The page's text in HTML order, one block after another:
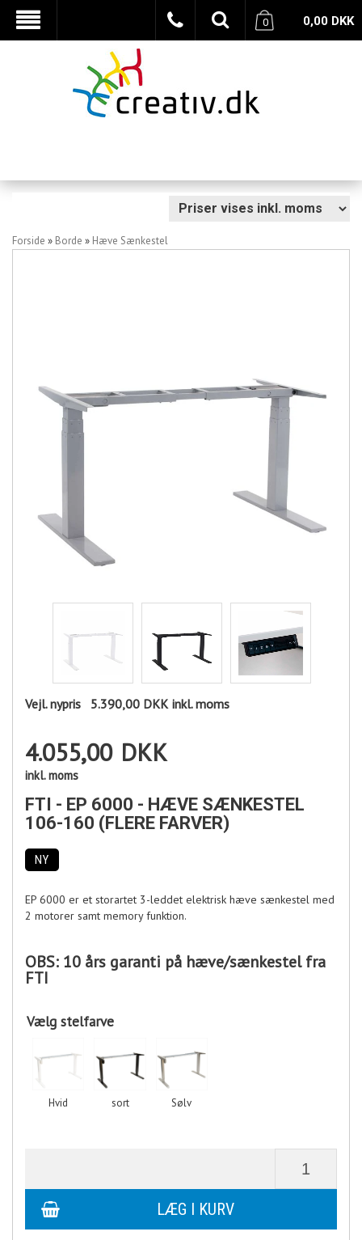
0,00 DKK
0
Forside » Borde » Hæve Sænkestel
Vejl. nypris 5.390,00 DKK inkl. moms
4.055,00 DKK
inkl. moms
FTI - EP 6000 - HÆVE SÆNKESTEL
106-160 (FLERE FARVER)
NY
EP 6000 er et storartet 3-leddet elektrisk hæve sænkestel med
2 motorer samt memory funktion.
OBS: 10 års garanti på hæve/sænkestel fra
FTI
Vælg stelfarve
Hvid sort Sølv